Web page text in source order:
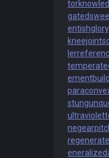
tor
entishglory
kneejoint
ler
stungun
ne